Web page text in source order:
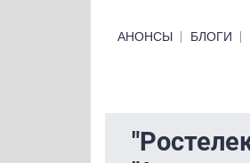
Primary links bottom
АНОНСЫ БЛОГИ